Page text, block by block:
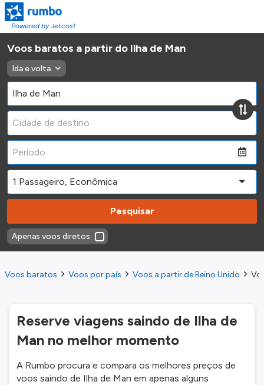
Powered by Jetcost
Voos baratos a partir do Ilha de Man
Ida e volta
Pesquisar
Apenas voos diretos
Voos baratos Voos por país Voos a partir de Reino Unido
Reserve viagens saindo de Ilha de
Man no melhor momento
A Rumbo procura e compara os melhores preços de
voos saindo de Ilha de Man em apenas alguns